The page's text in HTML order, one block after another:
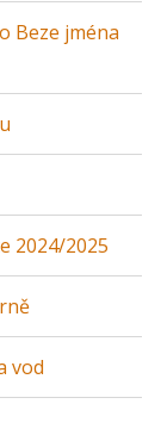
Beze jména
2024/2025
vod